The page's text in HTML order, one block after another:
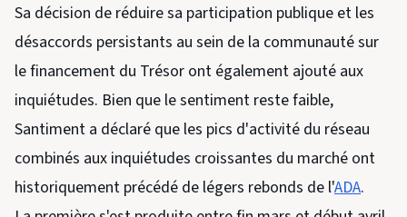
Sa décision de réduire sa participation publique et les
désaccords persistants au sein de la communauté sur
le financement du Trésor ont également ajouté aux
inquiétudes. Bien que le sentiment reste faible,
Santiment a déclaré que les pics d'activité du réseau
combinés aux inquiétudes croissantes du marché ont
historiquement précédé de légers rebonds de l'ADA.